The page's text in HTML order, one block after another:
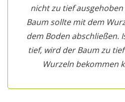
nicht zu tief
Baum sollte mit dem
dem Boden abschließen.
tief, wird der Baum zu
Wurzeln bekommen